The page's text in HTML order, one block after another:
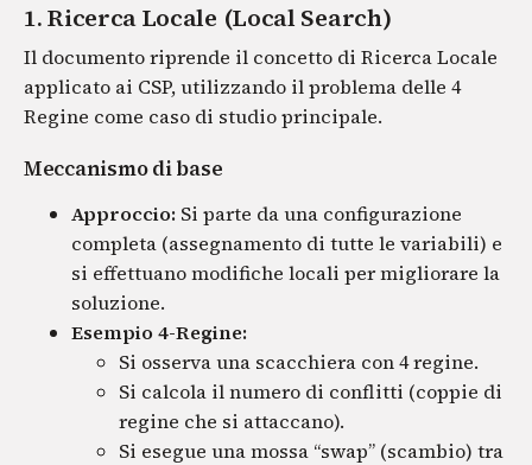
1. Ricerca Locale (Local Search)
Il documento riprende il concetto di Ricerca Locale
applicato ai CSP, utilizzando il problema delle 4
Regine come caso di studio principale.
Meccanismo di base
Approccio: Si parte da una configurazione
completa (assegnamento di tutte le variabili) e
si effettuano modifiche locali per migliorare la
soluzione.
Esempio 4-Regine:
Si osserva una scacchiera con 4 regine.
Si calcola il numero di conflitti (coppie di
regine che si attaccano).
Si esegue una mossa “swap” (scambio) tra